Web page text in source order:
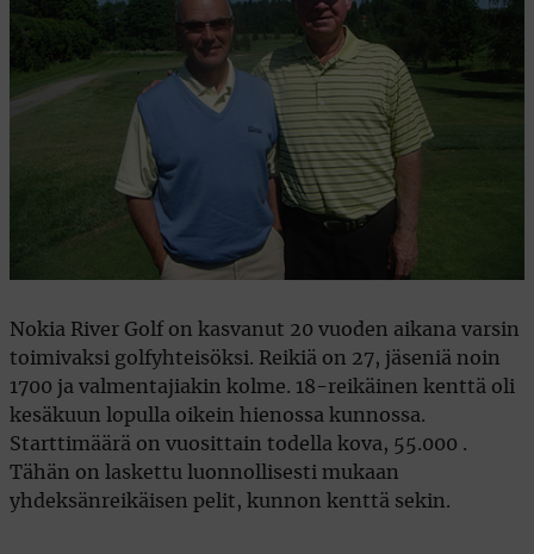
Nokia River Golf on kasvanut 20 vuoden aikana varsin
toimivaksi golfyhteisöksi. Reikiä on 27, jäseniä noin
1700 ja valmentajiakin kolme. 18-reikäinen kenttä oli
kesäkuun lopulla oikein hienossa kunnossa.
Starttimäärä on vuosittain todella kova, 55.000 .
Tähän on laskettu luonnollisesti mukaan
yhdeksänreikäisen pelit, kunnon kenttä sekin.